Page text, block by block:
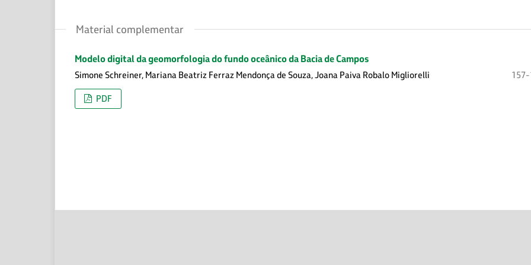
Material complementar
Modelo digital da geomorfologia do fundo oceânico da Bacia de Campos
Simone Schreiner, Mariana Beatriz Ferraz Mendonça de Souza, Joana Paiva Robalo Migliorelli
PDF